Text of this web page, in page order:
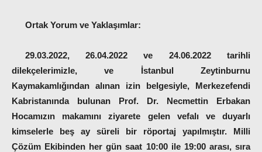
Ortak Yorum ve Yaklaşımlar:
29.03.2022, 26.04.2022 ve 24.06.2022 tarihli
dilekçelerimizle, ve İstanbul Zeytinburnu
Kaymakamlığından alınan izin belgesiyle, Merkezefendi
Kabristanında bulunan Prof. Dr. Necmettin Erbakan
Hocamızın makamını ziyarete gelen vefalı ve duyarlı
kimselerle beş ay süreli bir röportaj yapılmıştır. Milli
Çözüm Ekibinden her gün saat 10:00 ile 19:00 arası, sıra